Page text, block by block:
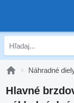
Náhradné
Hlavné